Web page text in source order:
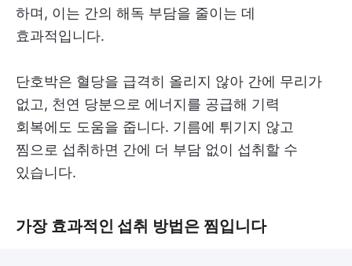
하며, 이는 간의 해독 부담을 줄이는 데
효과적입니다.
단호박은 혈당을 급격히 올리지 않아 간에 무리가
없고, 천연 당분으로 에너지를 공급해 기력
회복에도 도움을 줍니다. 기름에 튀기지 않고
찜으로 섭취하면 간에 더 부담 없이 섭취할 수
있습니다.
가장 효과적인 섭취 방법은 찜입니다